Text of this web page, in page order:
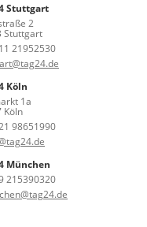
Stuttgart
2
Stuttgart
21952530
Köln
1a
Köln
98651990
München
215390320